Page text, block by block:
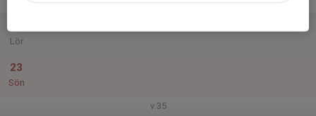
Lör
23
Sön
v.35